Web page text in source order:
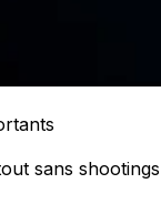
sans shootings